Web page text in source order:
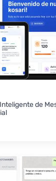
de